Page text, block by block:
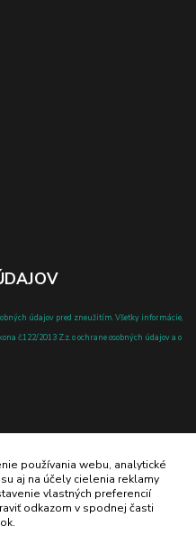
údajov pred zneužitím. Všetky informácie,
č.122/2013 Z.z. o ochrane osobných údajov a o
používania webu, analytické
aj na účely cielenia reklamy
vlastných preferencií
odkazom v spodnej časti